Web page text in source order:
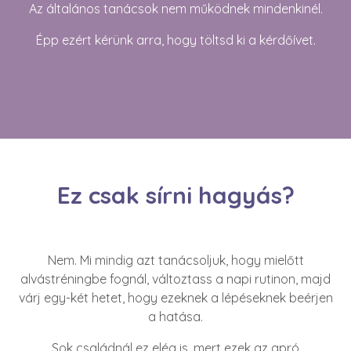
Az általános tanácsok nem működnek mindenkinél.
Épp ezért kérünk arra, hogy töltsd ki a kérdőívet.
Ez csak sírni hagyás?
Nem. Mi mindig azt tanácsoljuk, hogy mielőtt
alvástréningbe fognál, változtass a napi rutinon, majd
várj egy-két hetet, hogy ezeknek a lépéseknek beérjen
a hatása.